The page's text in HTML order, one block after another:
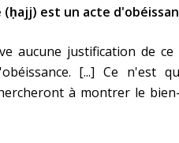
(ḥajj) est un acte
aucune justification de
[...] Ce n'est
à montrer le